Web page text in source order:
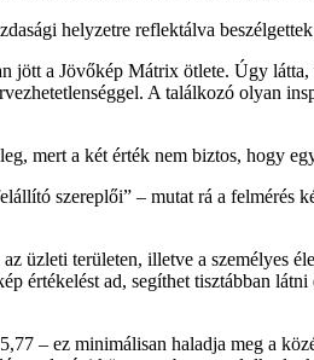
helyzetre reflektálva
jött a Jövőkép Mátrix ötlete. Úgy
A találkozó olyan
mert a két érték nem biztos, hogy
szereplői
– mutat rá a felmérés
üzleti területen, illetve a személyes
értékelést ad, segíthet tisztábban
– ez minimálisan haladja meg a